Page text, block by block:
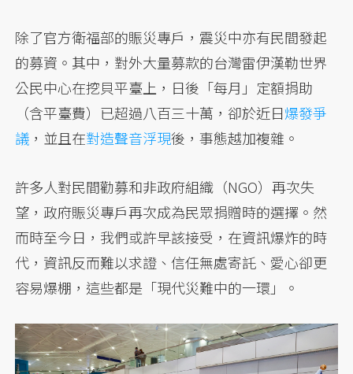
除了官方衛福部的賑災專戶，震災中亦有民間發起
的募資。其中，對外大量募款的台灣雷伊漢勒世界
公民中心在挖貝平臺上，日後「每月」定額捐助
（含平臺費）已超過八百三十萬，卻於近日爆發爭
議 ，並且在對造聲音浮現後，事態越加複雜。
許多人對民間勸募和非政府組織（NGO）再次失
望，政府賑災專戶再次成為民眾捐贈時的選擇。然
而時至今日，我們或許早該接受，在資訊爆炸的時
代，資訊反而難以求證、信任無處寄託、愛心卻更
容易爆棚，這些都是「現代災難中的一環」。